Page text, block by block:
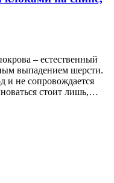
– естественный
выпадением шерсти.
и не сопровождается
стоит лишь,…